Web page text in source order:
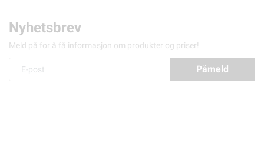
Nyhetsbrev
Meld på for å få informasjon om produkter og priser!
Påmeld